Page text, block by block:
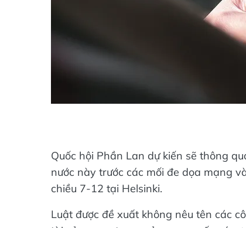
Quốc hội Phần Lan dự kiến sẽ thông
nước này trước các mối đe dọa mạng
chiều 7-12 tại Helsinki.
Luật được đề xuất không nêu tên các